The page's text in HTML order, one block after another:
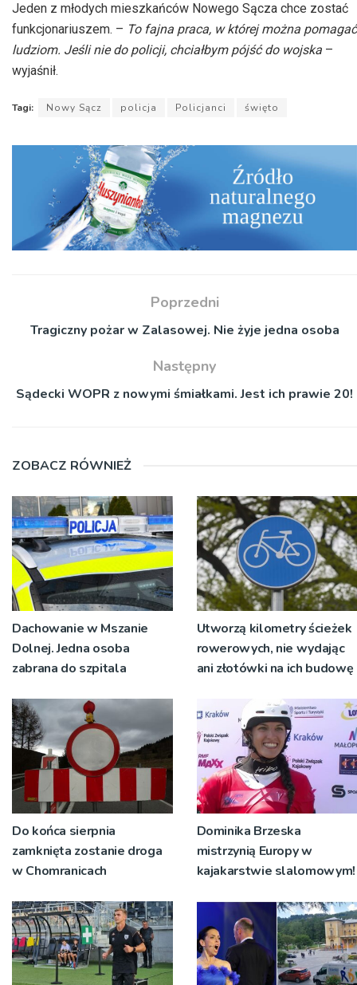
Jeden z młodych mieszkańców Nowego Sącza chce zostać
funkcjonariuszem. – To fajna praca, w której można pomagać
ludziom. Jeśli nie do policji, chciałbym pójść do wojska –
wyjaśnił.
Tagi: Nowy Sącz policja Policjanci święto
Poprzedni
Tragiczny pożar w Zalasowej. Nie żyje jedna osoba
Następny
Sądecki WOPR z nowymi śmiałkami. Jest ich prawie 20!
ZOBACZ RÓWNIEŻ
Dachowanie w Mszanie
Dolnej. Jedna osoba
zabrana do szpitala
Utworzą kilometry ścieżek
rowerowych, nie wydając
ani złotówki na ich budowę
Do końca sierpnia
zamknięta zostanie droga
w Chomranicach
Dominika Brzeska
mistrzynią Europy w
kajakarstwie slalomowym!